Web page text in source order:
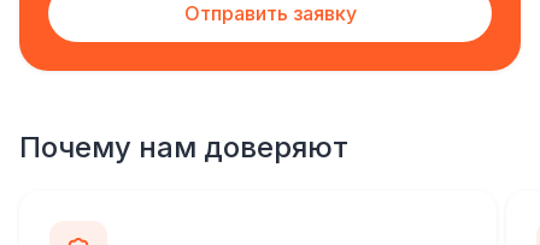
Отправить заявку
Почему нам доверяют